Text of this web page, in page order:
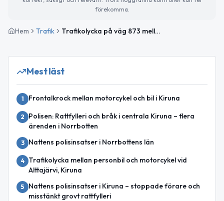
förekomma.
Hem Trafik Trafikolycka på väg 873 mellan Malmvägen och Kiruna centrum avslutad
Mest läst
1 Frontalkrock mellan motorcykel och bil i Kiruna
2
Polisen: Rattfylleri och bråk i centrala Kiruna – flera
ärenden i Norrbotten
3 Nattens polisinsatser i Norrbottens län
4
Trafikolycka mellan personbil och motorcykel vid
Alttajärvi, Kiruna
5
Nattens polisinsatser i Kiruna – stoppade förare och
misstänkt grovt rattfylleri